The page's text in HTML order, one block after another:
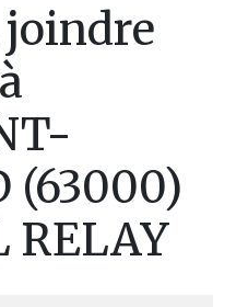
(63000)
RELAY